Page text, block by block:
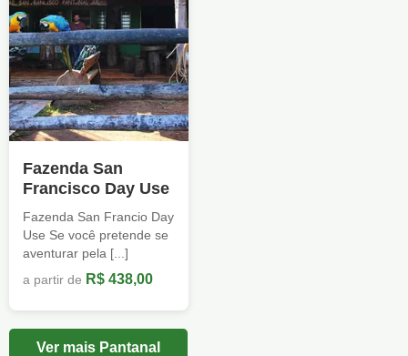
Fazenda San
Francisco Day Use
Fazenda San Francio Day
Use Se você pretende se
aventurar pela [...]
a partir de R$ 438,00
Ver mais Pantanal